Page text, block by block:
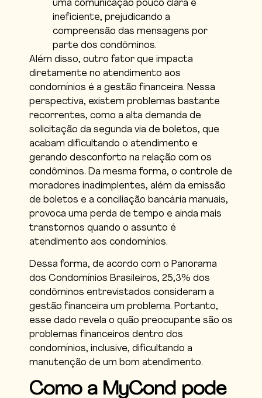
uma comunicação pouco clara e
ineficiente, prejudicando a
compreensão das mensagens por
parte dos condôminos.
Além disso, outro fator que impacta
diretamente no atendimento aos
condomínios é a gestão financeira. Nessa
perspectiva, existem problemas bastante
recorrentes, como a alta demanda de
solicitação da segunda via de boletos, que
acabam dificultando o atendimento e
gerando desconforto na relação com os
condôminos. Da mesma forma, o controle de
moradores inadimplentes, além da emissão
de boletos e a conciliação bancária manuais,
provoca uma perda de tempo e ainda mais
transtornos quando o assunto é
atendimento aos condomínios.
Dessa forma, de acordo com o Panorama
dos Condomínios Brasileiros, 25,3% dos
condôminos entrevistados consideram a
gestão financeira um problema. Portanto,
esse dado revela o quão preocupante são os
problemas financeiros dentro dos
condomínios, inclusive, dificultando a
manutenção de um bom atendimento.
Como a MyCond pode